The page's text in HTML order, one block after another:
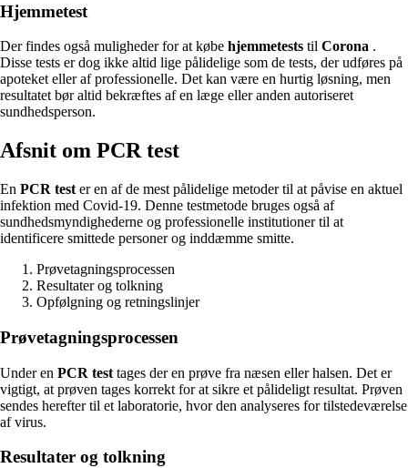
Hjemmetest
Der findes også muligheder for at købe hjemmetests til Corona .
Disse tests er dog ikke altid lige pålidelige som de tests, der udføres på
apoteket eller af professionelle. Det kan være en hurtig løsning, men
resultatet bør altid bekræftes af en læge eller anden autoriseret
sundhedsperson.
Afsnit om PCR test
En PCR test er en af de mest pålidelige metoder til at påvise en aktuel
infektion med Covid-19. Denne testmetode bruges også af
sundhedsmyndighederne og professionelle institutioner til at
identificere smittede personer og inddæmme smitte.
Prøvetagningsprocessen
Resultater og tolkning
Opfølgning og retningslinjer
Prøvetagningsprocessen
Under en PCR test tages der en prøve fra næsen eller halsen. Det er
vigtigt, at prøven tages korrekt for at sikre et pålideligt resultat. Prøven
sendes herefter til et laboratorie, hvor den analyseres for tilstedeværelse
af virus.
Resultater og tolkning